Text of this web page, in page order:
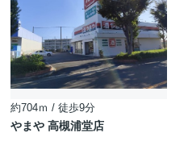
約704ｍ / 徒歩9分
やまや 高槻浦堂店